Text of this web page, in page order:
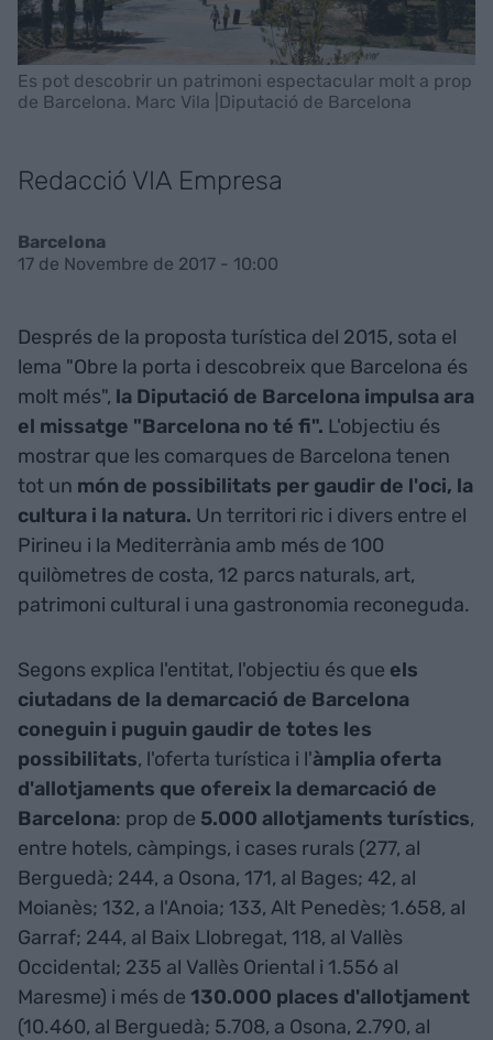
Es pot descobrir un patrimoni espectacular molt a prop
de Barcelona. Marc Vila |Diputació de Barcelona
Redacció VIA Empresa
Barcelona
17 de Novembre de 2017 - 10:00
Després de la proposta turística del 2015, sota el
lema "Obre la porta i descobreix que Barcelona és
molt més", la Diputació de Barcelona impulsa ara
el missatge "Barcelona no té fi". L'objectiu és
mostrar que les comarques de Barcelona tenen
tot un món de possibilitats per gaudir de l'oci, la
cultura i la natura. Un territori ric i divers entre el
Pirineu i la Mediterrània amb més de 100
quilòmetres de costa, 12 parcs naturals, art,
patrimoni cultural i una gastronomia reconeguda.
Segons explica l'entitat, l'objectiu és que els
ciutadans de la demarcació de Barcelona
coneguin i puguin gaudir de totes les
possibilitats, l'oferta turística i l'àmplia oferta
d'allotjaments que ofereix la demarcació de
Barcelona: prop de 5.000 allotjaments turístics,
entre hotels, càmpings, i cases rurals (277, al
Berguedà; 244, a Osona, 171, al Bages; 42, al
Moianès; 132, a l'Anoia; 133, Alt Penedès; 1.658, al
Garraf; 244, al Baix Llobregat, 118, al Vallès
Occidental; 235 al Vallès Oriental i 1.556 al
Maresme) i més de 130.000 places d'allotjament
(10.460, al Berguedà; 5.708, a Osona, 2.790, al